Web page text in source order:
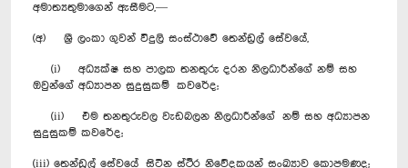
අමාත්‍යතුමාගෙන් ඇසීමට,—
(අ) ශ්‍රී ලංකා ගුවන් විදුලි සංස්ථාවේ තෙන්ඩ්‍රල් සේවයේ,
(i) අධ්‍යක්ෂ සහ පාලක තනතුරු දරන නිලධාරීන්ගේ නම් සහ
ඔවුන්ගේ අධ්‍යාපන සුදුසුකම් කවරේද;
(ii) එම තනතුරුවල වැඩබලන නිලධාරීන්ගේ නම් සහ අධ්‍යාපන
සුදුසුකම් කවරේද;
(iii) තෙන්ඩ්‍රල් සේවයේ සිටින ස්ථීර නිවේදකයන් සංඛ්‍යාව කොපමණද;